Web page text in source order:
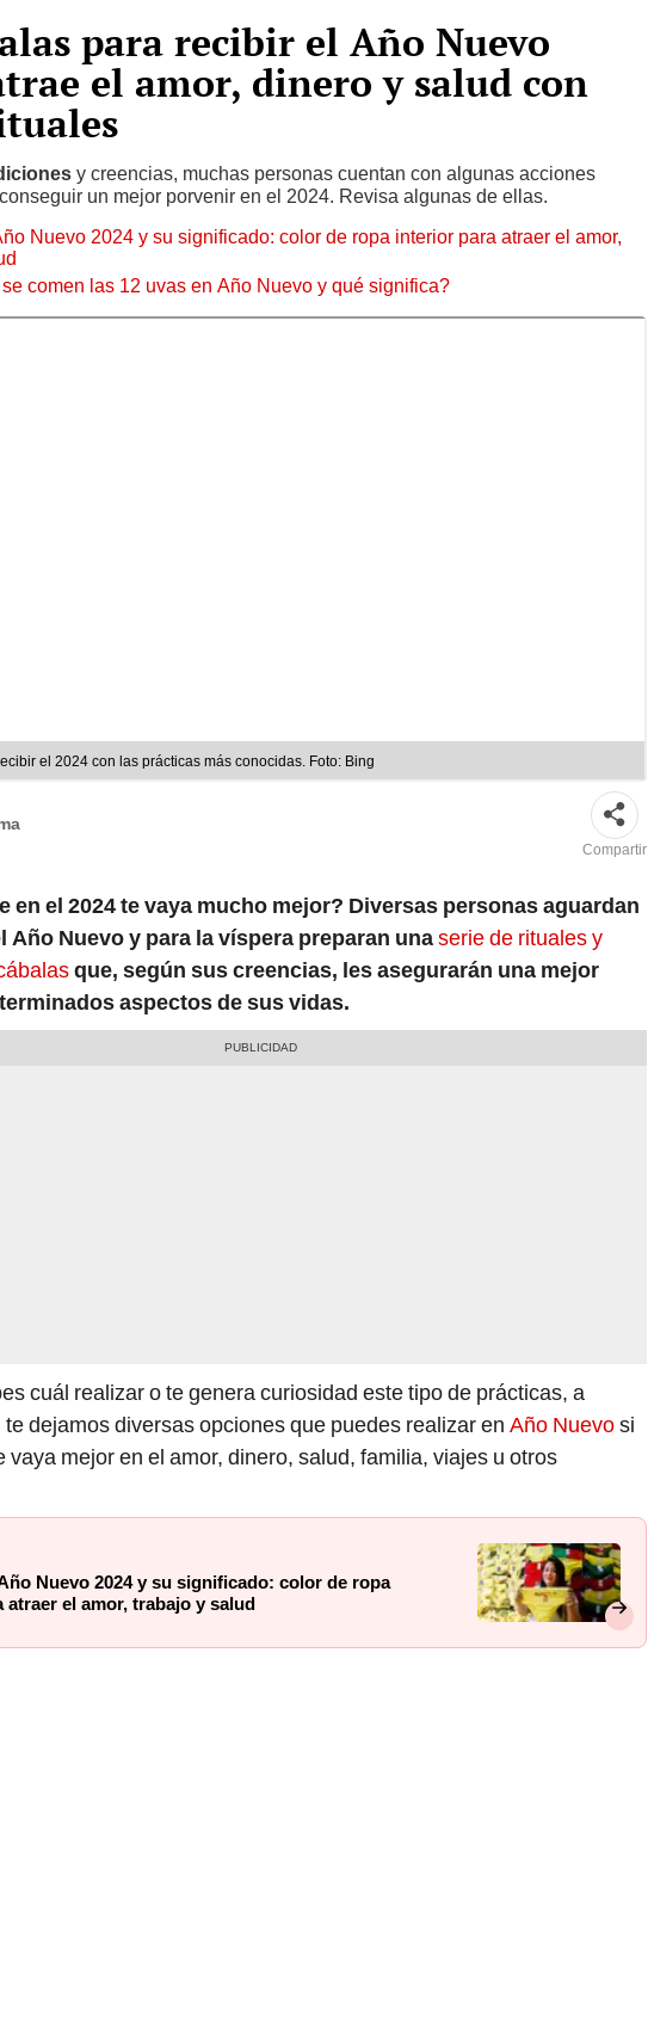
para recibir el Año Nuevo
el amor, dinero y salud con
y creencias, muchas personas cuentan con algunas acciones
un mejor porvenir en el 2024. Revisa algunas de ellas.
Nuevo 2024 y su significado: color de ropa interior para atraer el amor,
comen las 12 uvas en Año Nuevo y qué significa?
el 2024 con las prácticas más conocidas. Foto: Bing
Compartir
en el 2024 te vaya mucho mejor? Diversas personas aguardan
Año Nuevo y para la víspera preparan una serie de rituales y
que, según sus creencias, les asegurarán una mejor
aspectos de sus vidas.
cuál realizar o te genera curiosidad este tipo de prácticas, a
dejamos diversas opciones que puedes realizar en Año Nuevo si
vaya mejor en el amor, dinero, salud, familia, viajes u otros
Nuevo 2024 y su significado: color de ropa
atraer el amor, trabajo y salud